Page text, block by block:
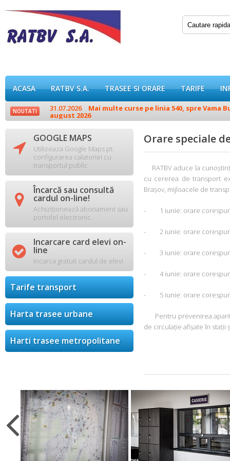
ACASA RATBV S.A. TRASEE SI ORARE TARIFE
NOUTATI 31.07.2026 Mai multe curse pe linia 540, spre Vama
august 2026
 GOOGLE MAPS
Utilizeaza Google Maps pt.
configurarea calatoriei cu
transportul public
 Încarcă sau consultă
cardul on-line!
Achiziționează abonament sau
portofel electronic.
 Incarcare card elevi on-
line
Incarca gratuit cardul de elevi
Tarife transport
Harta trasee urbane
Harti trasee metropolitane
Orare speciale
RATBV aduce la
cu cererea de transport
Brașov, mijloacele de
- 1 iunie: orare
- 2 iunie: orare
- 3 iunie: orare
- 4 iunie: orare
- 5 iunie: orare
Pentru prevenirea
de circulație afișate în stații